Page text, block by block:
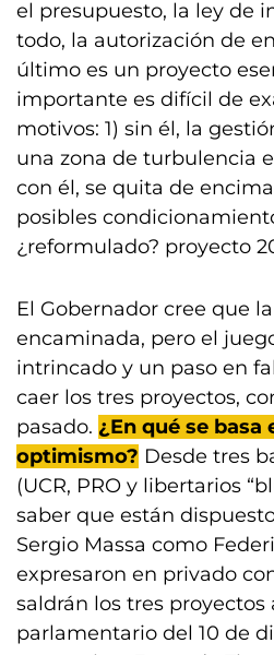
el presupuesto, la ley de
todo, la autorización de
último es un proyecto
importante es difícil de
motivos: 1) sin él, la
una zona de turbulencia
con él, se quita de
posibles
¿reformulado? proyecto
El Gobernador cree que
encaminada, pero el
intrincado y un paso en
caer los tres proyectos,
pasado. ¿En qué se basa
optimismo? Desde tres
(UCR, PRO y libertarios
saber que están
Sergio Massa como
expresaron en privado
saldrán los tres
parlamentario del 10 de